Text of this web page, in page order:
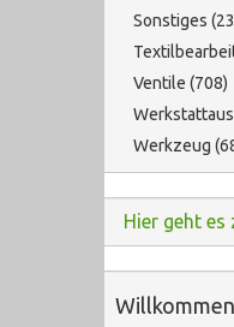
Sonstiges
Ventile (708)
Werkzeug
Hier geht es